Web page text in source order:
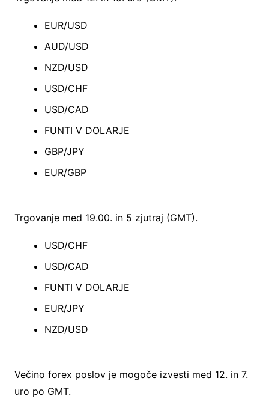
EUR/USD
AUD/USD
NZD/USD
USD/CHF
USD/CAD
FUNTI V DOLARJE
GBP/JPY
EUR/GBP
Trgovanje med 19.00. in 5 zjutraj (GMT).
USD/CHF
USD/CAD
FUNTI V DOLARJE
EUR/JPY
NZD/USD
Večino forex poslov je mogoče izvesti med 12. in 7.
uro po GMT.